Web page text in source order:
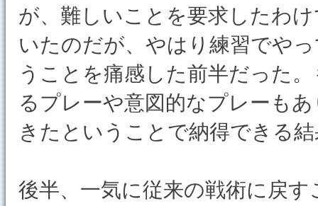
が、難しいことを要求したわ
いたのだが、やはり練習でや
うことを痛感した前半だった
るプレーや意図的なプレーも
きたということで納得できる
後半、一気に従来の戦術に戻